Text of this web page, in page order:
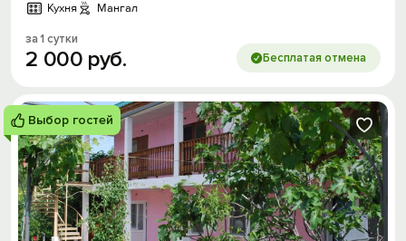
Кухня
Мангал
за 1 сутки
2 000 руб. Бесплатая отмена
Выбор гостей